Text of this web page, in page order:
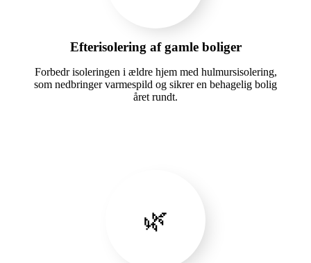
Efterisolering af gamle boliger
Forbedr isoleringen i ældre hjem med hulmursisolering,
som nedbringer varmespild og sikrer en behagelig bolig
året rundt.
🌿